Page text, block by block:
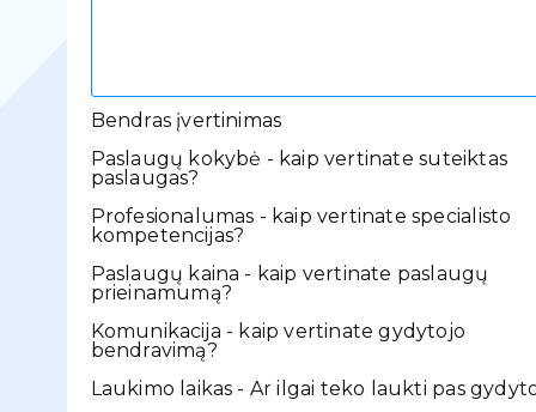
Bendras įvertinimas
Paslaugų kokybė - kaip vertinate suteiktas
paslaugas?
Profesionalumas - kaip vertinate specialisto
kompetencijas?
Paslaugų kaina - kaip vertinate paslaugų
prieinamumą?
Komunikacija - kaip vertinate gydytojo
bendravimą?
Laukimo laikas - Ar ilgai teko laukti pas